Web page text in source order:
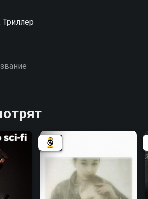
до конца. "Харбин" —
хорошем качестве.